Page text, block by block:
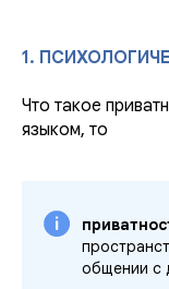
1.
Что такое
языком, то
общении с